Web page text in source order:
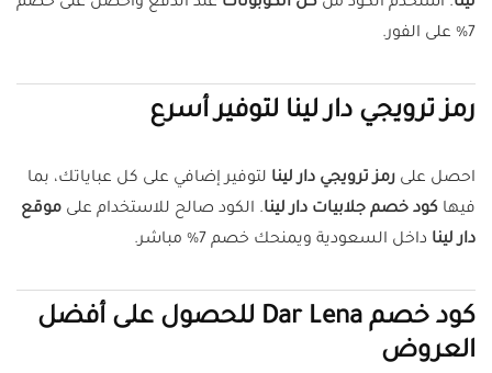
7% على الفور.
رمز ترويجي دار لينا لتوفير أسرع
احصل على رمز ترويجي دار لينا لتوفير إضافي على كل عباياتك، بما
فيها كود خصم جلابيات دار لينا. الكود صالح للاستخدام على موقع
دار لينا داخل السعودية ويمنحك خصم 7% مباشر.
كود خصم Dar Lena للحصول على أفضل
العروض